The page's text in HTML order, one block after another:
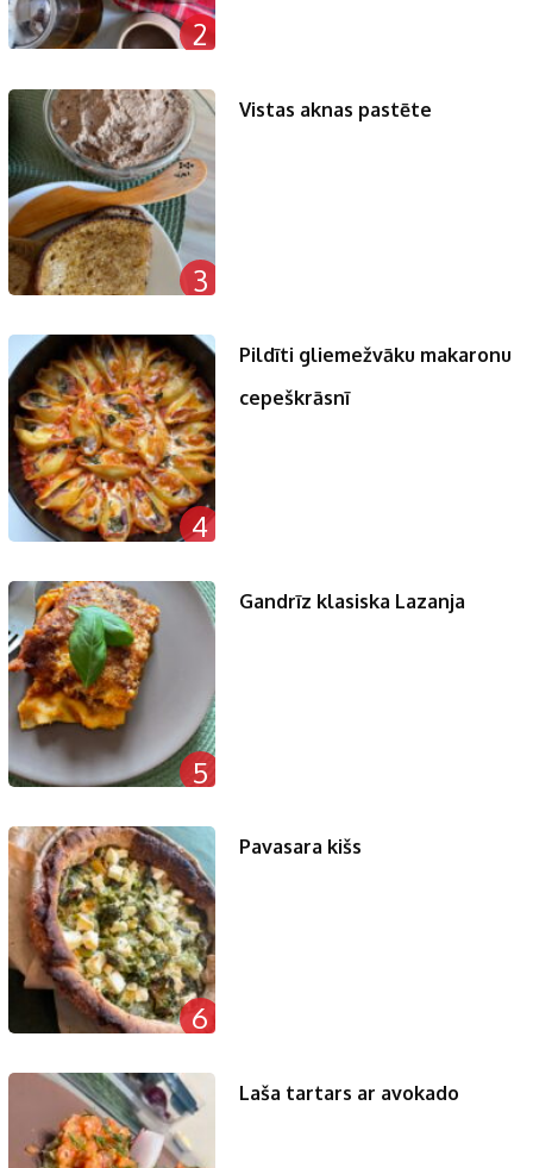
2
3
Vistas aknas pastēte
4
Pildīti gliemežvāku makaronu
cepeškrāsnī
5
Gandrīz klasiska Lazanja
6
Pavasara kišs
Laša tartars ar avokado